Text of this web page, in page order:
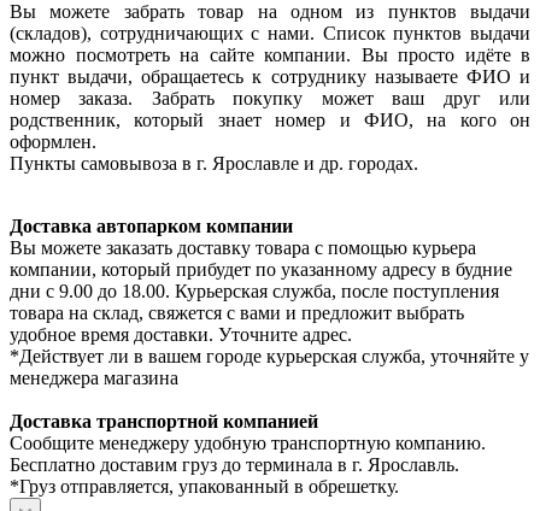
Вы можете забрать товар на одном из пунктов выдачи
(складов), сотрудничающих с нами. Список пунктов выдачи
можно посмотреть на сайте компании. Вы просто идёте в
пункт выдачи, обращаетесь к сотруднику называете ФИО и
номер заказа. Забрать покупку может ваш друг или
родственник, который знает номер и ФИО, на кого он
оформлен.
Пункты самовывоза в г. Ярославле и др. городах.
Доставка автопарком компании
Вы можете заказать доставку товара с помощью курьера
компании, который прибудет по указанному адресу в будние
дни с 9.00 до 18.00. Курьерская служба, после поступления
товара на склад, свяжется с вами и предложит выбрать
удобное время доставки. Уточните адрес.
*Действует ли в вашем городе курьерская служба, уточняйте у
менеджера магазина
Доставка транспортной компанией
Сообщите менеджеру удобную транспортную компанию.
Бесплатно доставим груз до терминала в г. Ярославль.
*Груз отправляется, упакованный в обрешетку.